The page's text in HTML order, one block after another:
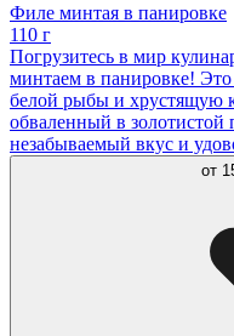
Филе минтая в панировке
110 г
Погрузитесь в мир
минтаем в панировке! Это
белой рыбы и хрустящую
обваленный в золотистой
незабываемый вкус и
от